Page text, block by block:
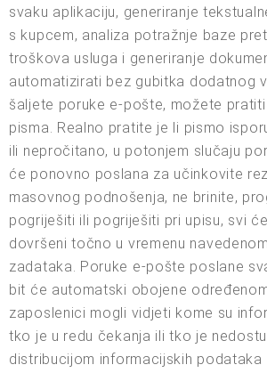
svaku aplikaciju, generiranje
s kupcem, analiza potražnje baze
troškova usluga i generiranje
automatizirati bez gubitka dodatnog
šaljete poruke e-pošte, možete
pisma. Realno pratite je li pismo
ili nepročitano, u potonjem slučaju
će ponovno poslana za učinkovite
masovnog podnošenja, ne brinite,
pogriješiti ili pogriješiti pri upisu, svi
dovršeni točno u vremenu
zadataka. Poruke e-pošte poslane
bit će automatski obojene
zaposlenici mogli vidjeti kome su
tko je u redu čekanja ili tko je
distribucijom informacijskih podataka